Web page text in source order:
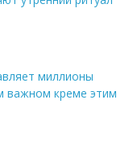
миллионы
важном креме этим